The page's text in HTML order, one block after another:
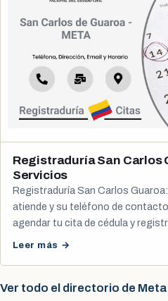
Registraduría San Carlos
Servicios
Registraduría San Carlos
atiende y su teléfono de
agendar tu cita de cédula y
Leer más →
Ver todo el directorio de